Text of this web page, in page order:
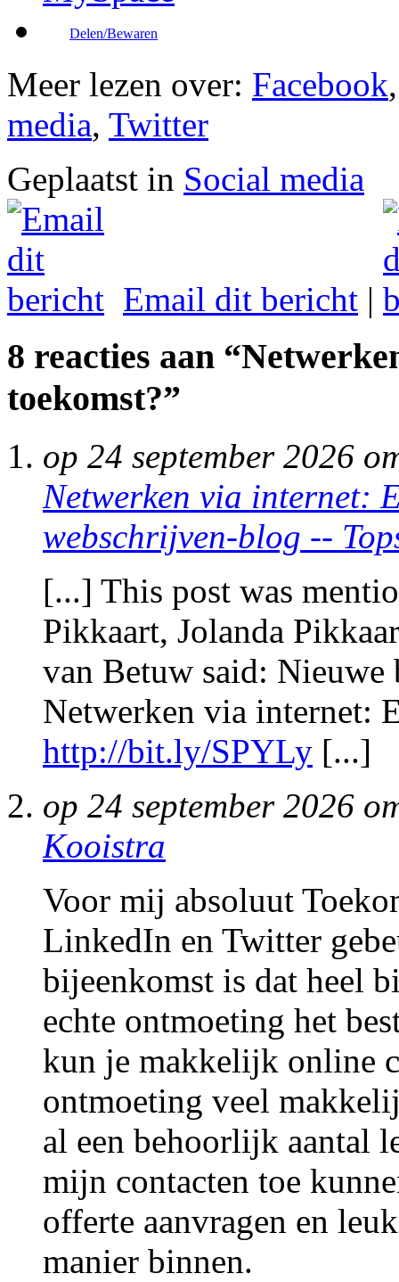
Delen/Bewaren
Meer lezen over: Facebook
media, Twitter
Geplaatst in Social media
Email dit bericht |
8 reacties aan
toekomst?”
op 24 september 2026
Netwerken via internet:
webschrijven-blog --
[...] This post was
Pikkaart, Jolanda
van Betuw said:
Netwerken via internet:
http://bit.ly/SPYLy [...]
op 24 september 2026
Kooistra
Voor mij absoluut
LinkedIn en Twitter
bijeenkomst is dat heel
echte ontmoeting het
kun je makkelijk online
ontmoeting veel
al een behoorlijk aantal
mijn contacten toe
offerte aanvragen en
manier binnen.